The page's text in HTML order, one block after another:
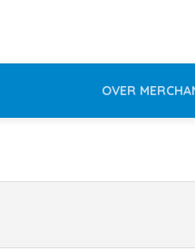
OVER